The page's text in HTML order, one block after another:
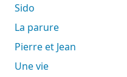
Sido
La parure
Pierre et Jean
Une vie